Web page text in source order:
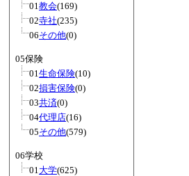
01教会(169)
02寺社(235)
06その他(0)
05保険
01生命保険(10)
02損害保険(0)
03共済(0)
04代理店(16)
05その他(579)
06学校
01大学(625)